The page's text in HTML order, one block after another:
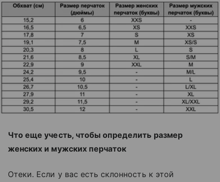
Что еще учесть, чтобы определить размер
женских и мужских перчаток
Отеки. Если у вас есть склонность к этой